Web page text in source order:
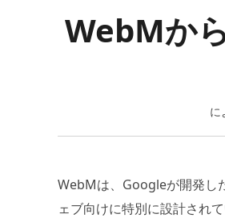
WebMか
に
WebMは、Googleが開発し
ェブ向けに特別に設計され